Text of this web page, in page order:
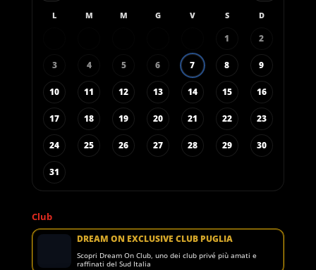
L M M G V S D
1 2
3 4 5 6 7 8 9
10 11 12 13 14 15 16
17 18 19 20 21 22 23
24 25 26 27 28 29 30
31
Club
DREAM ON EXCLUSIVE CLUB PUGLIA
Scopri Dream On Club, uno dei club privé più amati e
raffinati del Sud Italia